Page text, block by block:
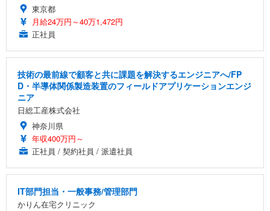
東京都
月給24万円～40万1,472円
正社員
技術の最前線で顧客と共に課題を解決するエンジニアへ/FP
D・半導体関係製造装置のフィールドアプリケーションエンジ
ニア
日総工産株式会社
神奈川県
年収400万円～
正社員 / 契約社員 / 派遣社員
IT部門担当・一般事務/管理部門
かりん在宅クリニック